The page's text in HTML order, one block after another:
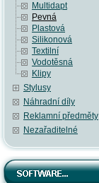
Multidapt
Pevná
Plastová
Silikonová
Textilní
Vodotěsná
Klipy
Stylusy
Náhradní díly
Reklamní předměty
Nezařaditelné